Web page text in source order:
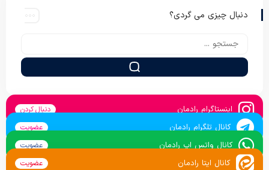
دنبال چیزی می گردی؟
اینستاگرام رادمان دنبال کردن
کانال تلگرام رادمان عضویت
کانال واتس اپ رادمان عضویت
کانال ایتا رادمان عضویت